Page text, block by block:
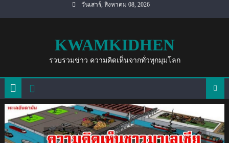
วันเสาร์, สิงหาคม 08, 2026
KWAMKIDHEN
รวบรวมข่าว ความคิดเห็นจากทั่วทุกมุมโลก